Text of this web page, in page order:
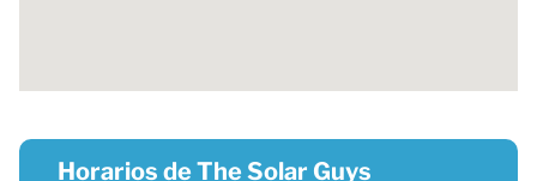
Horarios de The Solar Guys